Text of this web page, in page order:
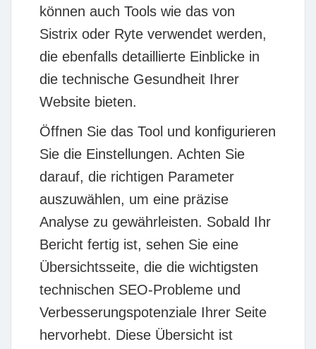
können auch Tools wie das von
Sistrix oder Ryte verwendet werden,
die ebenfalls detaillierte Einblicke in
die technische Gesundheit Ihrer
Website bieten.
Öffnen Sie das Tool und konfigurieren
Sie die Einstellungen. Achten Sie
darauf, die richtigen Parameter
auszuwählen, um eine präzise
Analyse zu gewährleisten. Sobald Ihr
Bericht fertig ist, sehen Sie eine
Übersichtsseite, die die wichtigsten
technischen SEO-Probleme und
Verbesserungspotenziale Ihrer Seite
hervorhebt. Diese Übersicht ist